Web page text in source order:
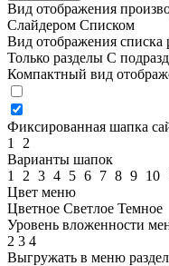
Вид отображения
Слайдером Списком
Вид отображения списка
Только разделы С
Компактный вид
Фиксированная шапка
1
2
Варианты шапок
1
2 3 4 5 6 7 8 9 10
Цвет меню
Цветное Светлое Темное
Уровень вложенности
2 3 4
Выгружать в меню